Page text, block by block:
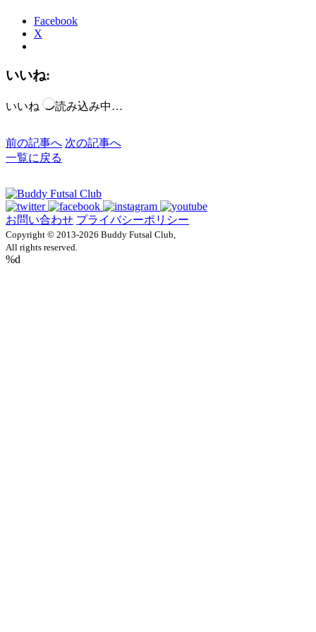
Facebook
X
いいね:
いいね 読み込み中…
前の記事へ 次の記事へ
一覧に戻る
お問い合わせ プライバシーポリシー
Copyright © 2013-2026 Buddy Futsal Club,
All rights reserved.
%d